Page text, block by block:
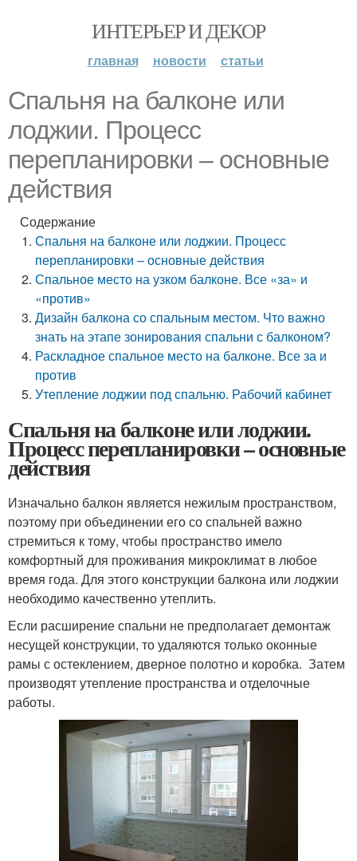
ИНТЕРЬЕР И ДЕКОР
главная новости статьи
Спальня на балконе или
лоджии. Процесс
перепланировки – основные
действия
Содержание
Спальня на балконе или лоджии. Процесс
перепланировки – основные действия
Спальное место на узком балконе. Все «за» и
«против»
Дизайн балкона со спальным местом. Что важно
знать на этапе зонирования спальни с балконом?
Раскладное спальное место на балконе. Все за и
против
Утепление лоджии под спальню. Рабочий кабинет
Спальня на балконе или лоджии.
Процесс перепланировки – основные
действия
Изначально балкон является нежилым пространством,
поэтому при объединении его со спальней важно
стремиться к тому, чтобы пространство имело
комфортный для проживания микроклимат в любое
время года. Для этого конструкции балкона или лоджии
необходимо качественно утеплить.
Если расширение спальни не предполагает демонтаж
несущей конструкции, то удаляются только оконные
рамы с остеклением, дверное полотно и коробка. Затем
производят утепление пространства и отделочные
работы.